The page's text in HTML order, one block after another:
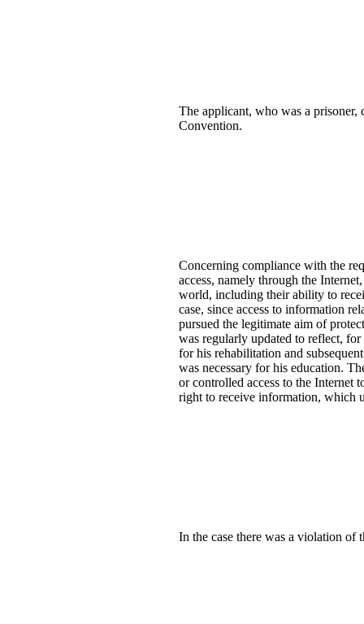
The applicant, who was a
Convention.
Concerning compliance with the
access, namely through the
world, including their ability to
case, since access to information
pursued the legitimate aim of
was regularly updated to reflect,
for his rehabilitation and
was necessary for his education.
or controlled access to the Internet
right to receive information, which
In the case there was a violation of